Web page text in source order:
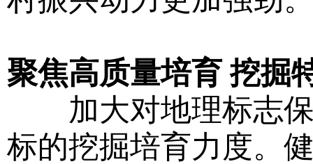
聚焦高质量培育 挖掘
加大对地理标志保
标的挖掘培育力度。